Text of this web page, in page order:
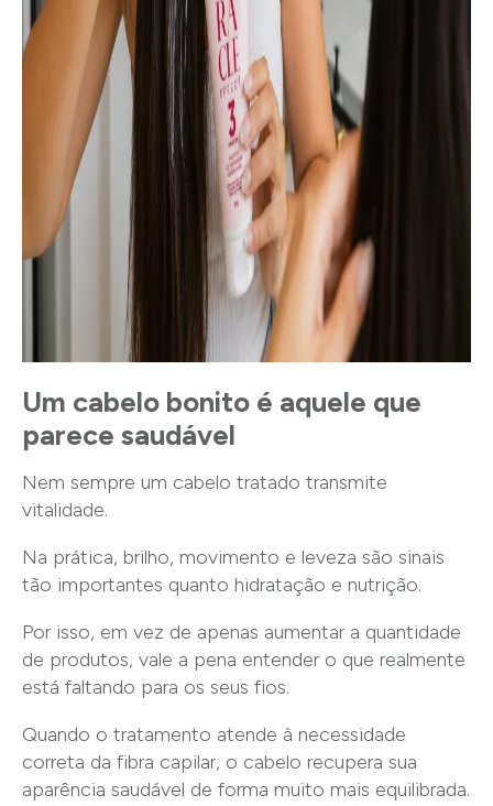
Um cabelo bonito é aquele que
parece saudável
Nem sempre um cabelo tratado transmite
vitalidade.
Na prática, brilho, movimento e leveza são sinais
tão importantes quanto hidratação e nutrição.
Por isso, em vez de apenas aumentar a quantidade
de produtos, vale a pena entender o que realmente
está faltando para os seus fios.
Quando o tratamento atende à necessidade
correta da fibra capilar, o cabelo recupera sua
aparência saudável de forma muito mais equilibrada.